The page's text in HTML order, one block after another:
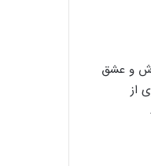
و عشق
از